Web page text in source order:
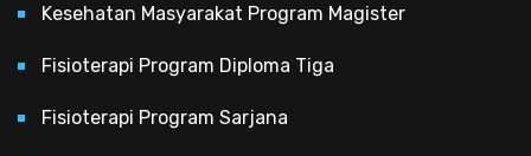
Kesehatan Masyarakat Program Magister
Fisioterapi Program Diploma Tiga
Fisioterapi Program Sarjana